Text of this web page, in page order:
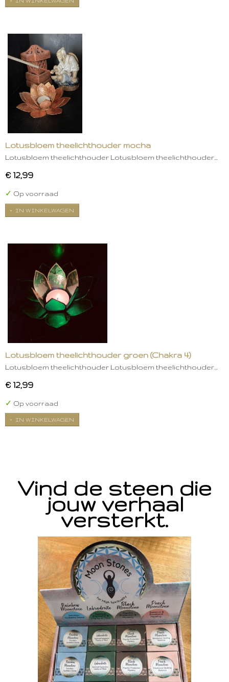
Lotusbloem theelichthouder mocha
Lotusbloem theelichthouder Lotusbloem theelichthouder…
€ 12,99
✓ Op voorraad
IN WINKELWAGEN
Lotusbloem theelichthouder groen (Chakra 4)
Lotusbloem theelichthouder Lotusbloem theelichthouder…
€ 12,99
✓ Op voorraad
IN WINKELWAGEN
Vind de steen die
jouw verhaal
versterkt.